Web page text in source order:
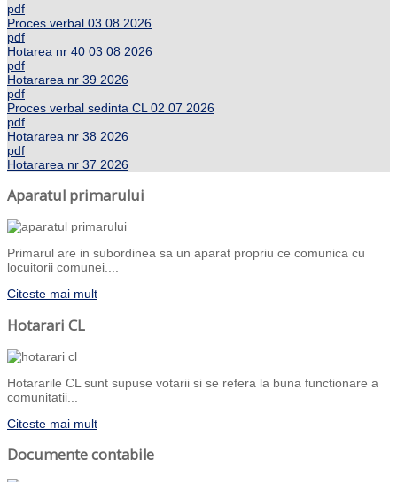
pdf
Proces verbal 03 08 2026
pdf
Hotarea nr 40 03 08 2026
pdf
Hotararea nr 39 2026
pdf
Proces verbal sedinta CL 02 07 2026
pdf
Hotararea nr 38 2026
pdf
Hotararea nr 37 2026
Aparatul primarului
Primarul are in subordinea sa un aparat propriu ce comunica cu
locuitorii comunei....
Citeste mai mult
Hotarari CL
Hotararile CL sunt supuse votarii si se refera la buna functionare a
comunitatii...
Citeste mai mult
Documente contabile